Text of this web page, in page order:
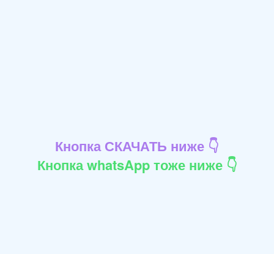
Кнопка СКАЧАТЬ ниже 👇
Кнопка whatsApp тоже ниже 👇